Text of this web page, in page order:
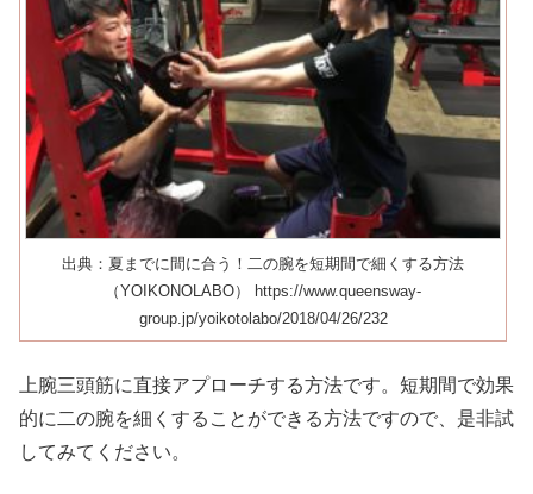
出典：夏までに間に合う！二の腕を短期間で細くする方法
（YOIKONOLABO） https://www.queensway-
group.jp/yoikotolabo/2018/04/26/232
上腕三頭筋に直接アプローチする方法です。短期間で効果
的に二の腕を細くすることができる方法ですので、是非試
してみてください。